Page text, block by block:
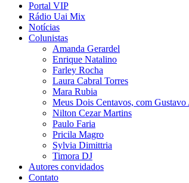
Portal VIP
Rádio Uai Mix
Notícias
Colunistas
Amanda Gerardel
Enrique Natalino
Farley Rocha
Laura Cabral Torres
Mara Rubia
Meus Dois Centavos, com Gustavo
Nilton Cezar Martins
Paulo Faria
Pricila Magro
Sylvia Dimittria
Timora DJ
Autores convidados
Contato